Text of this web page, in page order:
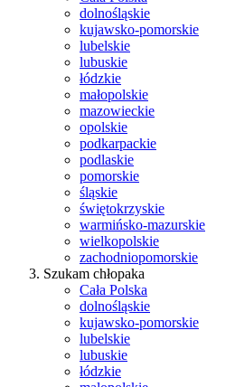
dolnośląskie
kujawsko-pomorskie
lubelskie
lubuskie
łódzkie
małopolskie
mazowieckie
opolskie
podkarpackie
podlaskie
pomorskie
śląskie
świętokrzyskie
warmińsko-mazurskie
wielkopolskie
zachodniopomorskie
Szukam chłopaka
Cała Polska
dolnośląskie
kujawsko-pomorskie
lubelskie
lubuskie
łódzkie